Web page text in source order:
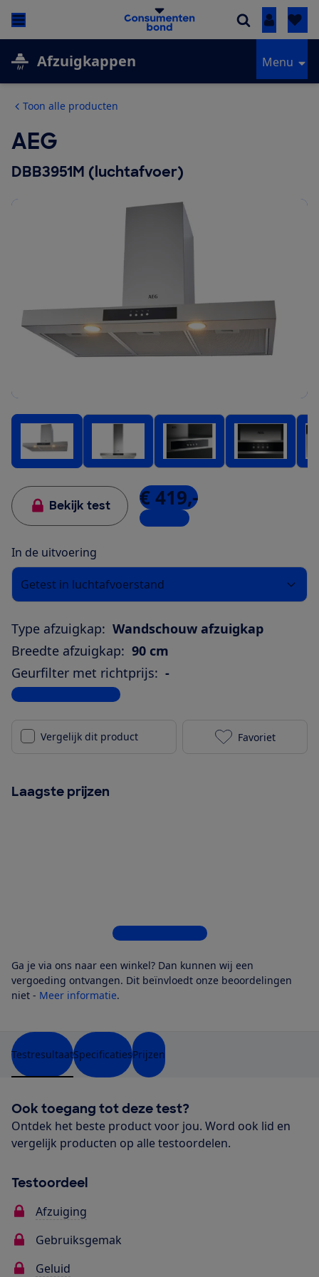
Inloggen
Afzuigkappen Menu
Toon alle producten
AEG
DBB3951M (luchtafvoer)
Bekijk test € 419,-
5 winkels
In de uitvoering
Getest in luchtafvoerstand
Type afzuigkap: Wandschouw afzuigkap
Breedte afzuigkap: 90 cm
Geurfilter met richtprijs: -
Bekijk alle specificaties
Vergelijk dit product AEG
Favoriet
Laagste prijzen
Bekijk alle 5 winkels
Ga je via ons naar een winkel? Dan kunnen wij een
vergoeding ontvangen. Dit beïnvloedt onze beoordelingen
niet - Meer informatie.
TestresultaatSpecificatiesPrijzen
Ook toegang tot deze test?
Ontdek het beste product voor jou. Word ook lid en
vergelijk producten op alle testoordelen.
Testoordeel
Afzuiging
Gebruiksgemak
Geluid